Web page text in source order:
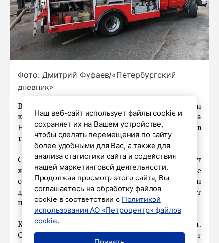
Фото: Дмитрий Фуфаев/«Петербургский
дневник»
В Приморском районе Петербурга потушили
крупный пожар в двухэтажном доме на
Новоорловской улице, 94, сообщили в
телеграм-канале «Оперативный МЧС».
Сигнал о возгораниипоступилв 14:25 от
жителей Шувалово. Спустя 20 минут после
сообщения о пламени пожару присвоили
дополнительный номер 1-БИС, что означает
повышенный ранг сложности.
К 15:41 стало известно о локализации пожара.
Спасатели отменили дополнительный ранг
Наш веб-сайт использует файлы cookie и
сохраняет их на Вашем устройстве,
чтобы сделать перемещения по сайту
более удобными для Вас, а также для
анализа статистики сайта и содействия
нашей маркетинговой деятельности.
Продолжая просмотр этого сайта, Вы
соглашаетесь на обработку файлов
cookie в соответствии с Политикой
использования АО «Петроцентр» файлов
cookie.